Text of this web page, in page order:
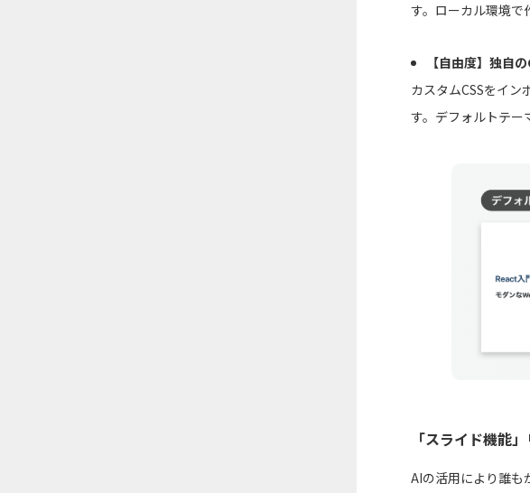
す。ローカル環境で
【自由度】独自
カスタムCSSをイ
す。デフォルトテー
「スライド機能
AIの活用により誰も